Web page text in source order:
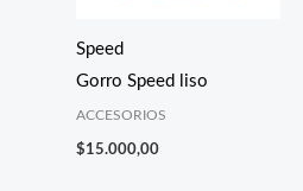
Speed
Gorro Speed liso
ACCESORIOS
$15.000,00